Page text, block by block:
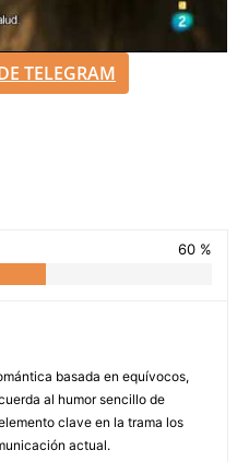
TELEGRAM
60 %
basada en equívocos,
al humor sencillo de
clave en la trama los
actual.